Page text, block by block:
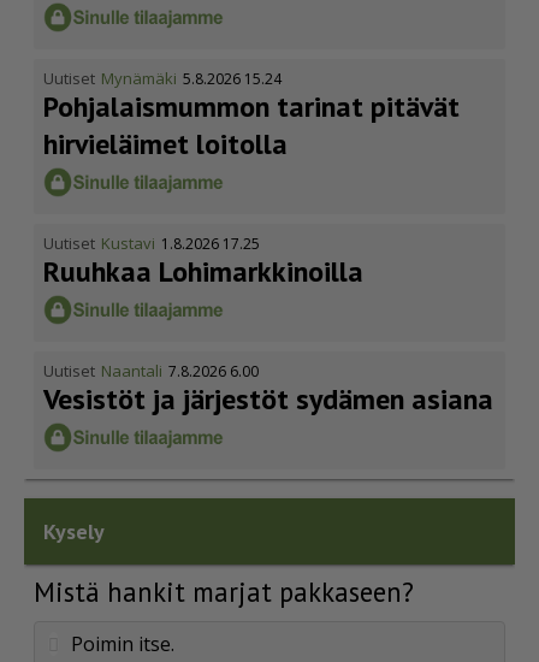
Uutiset Mynämäki 5.8.2026 15.24
Pohja­lais­mummon tarinat pitävät
hirvieläimet loitolla
Uutiset Kustavi 1.8.2026 17.25
Ruuhkaa Lohimark­ki­noilla
Uutiset Naantali 7.8.2026 6.00
Vesistöt ja järjestöt sydämen asiana
Kysely
Mistä hankit marjat pakkaseen?
Poimin itse.